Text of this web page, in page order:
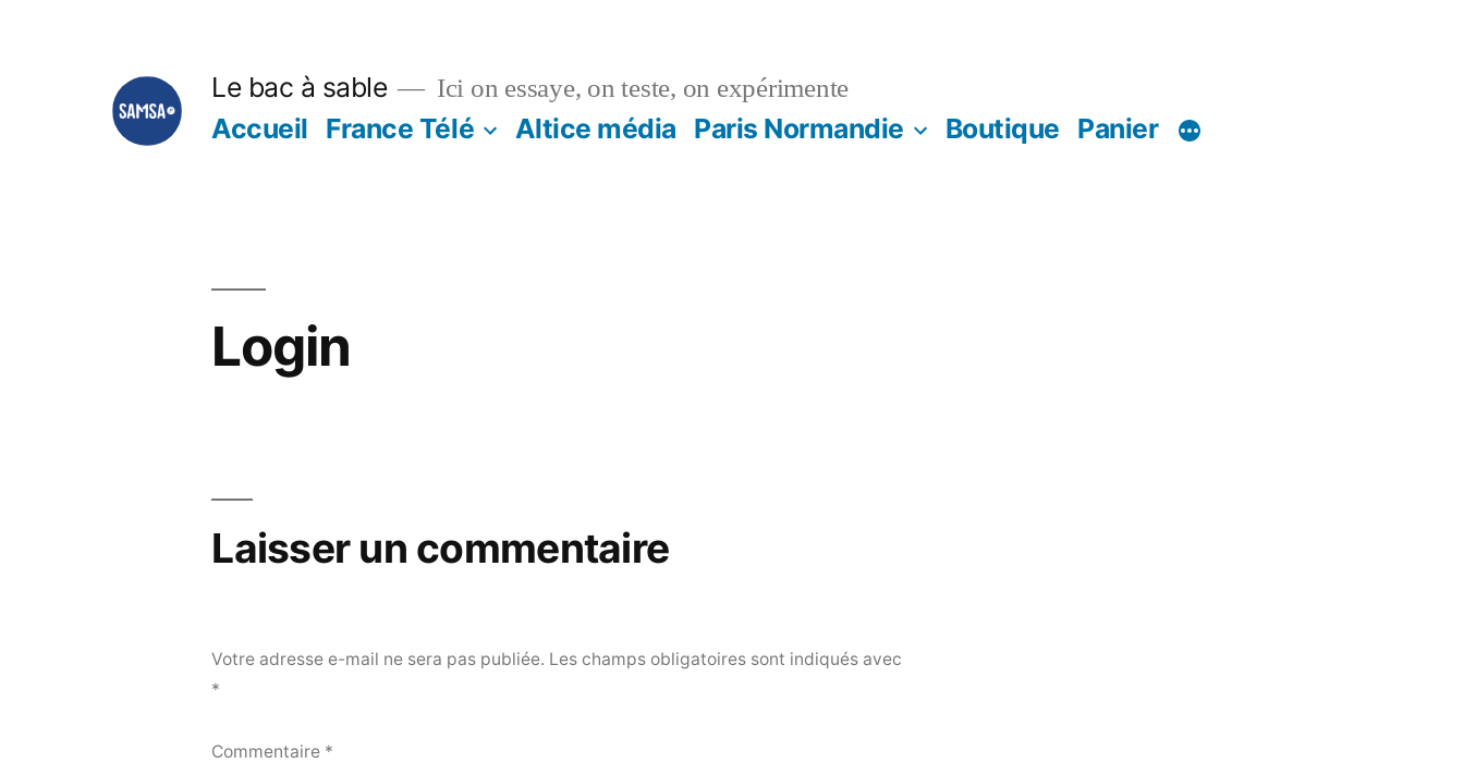
Le bac à sable Ici on essaye, on teste, on expérimente
Accueil France Télé Altice média Paris Normandie Boutique Panier
Login
Laisser un commentaire
Votre adresse e-mail ne sera pas publiée. Les champs obligatoires sont indiqués avec
*
Commentaire *